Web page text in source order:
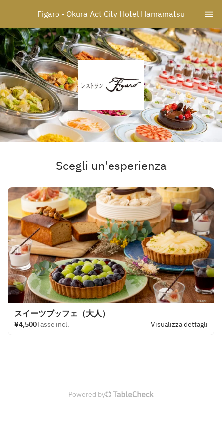
Figaro - Okura Act City Hotel Hamamatsu
Scegli un'esperienza
スイーツブッフェ（大人）
¥4,500Tasse incl. Visualizza dettagli
Powered by